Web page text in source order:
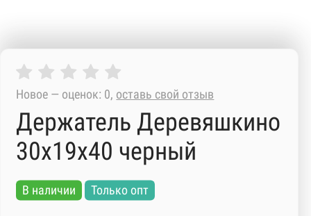
Новое — оценок: 0, оставь свой отзыв
Держатель Деревяшкино
30х19х40 черный
В наличии Только опт